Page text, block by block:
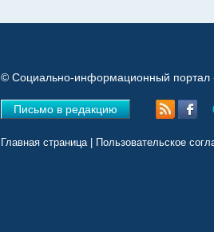
© Социально-информационный портал
Письмо в редакцию
Главная страница| Пользовательское